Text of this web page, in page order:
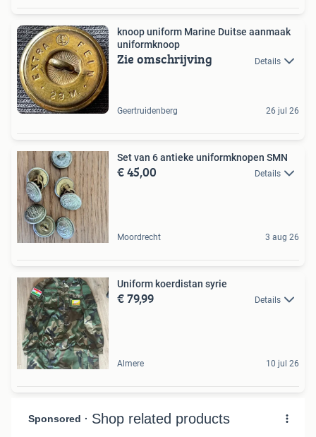
knoop uniform Marine Duitse aanmaak
uniformknoop
Zie omschrijving Details
Geertruidenberg 26 jul 26
Set van 6 antieke uniformknopen SMN
€ 45,00 Details
Moordrecht 3 aug 26
Uniform koerdistan syrie
€ 79,99 Details
Almere 10 jul 26